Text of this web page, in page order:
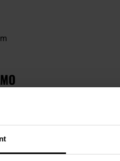
został
MultiCam i został
się płynnymi przejściami
naturalnym.
i skuteczność